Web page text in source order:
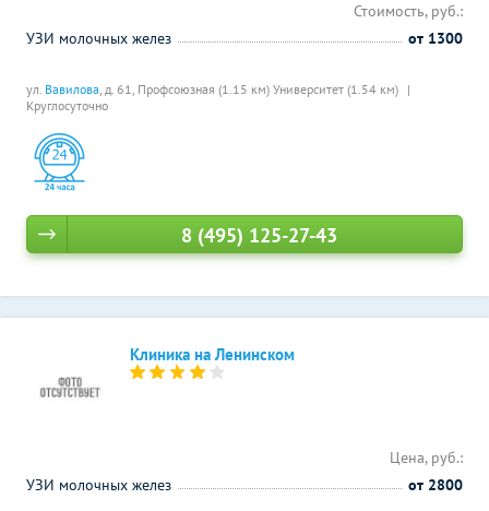
ул. Вавилова, д. 61, Профсоюзная (1.15 км) Университет (1.54 км)
Круглосуточно
Стоимость, руб.:
УЗИ молочных желез
от 1300
8 (495) 125-27-43
Клиника на Ленинском
Цена, руб.:
УЗИ молочных желез
от 2800